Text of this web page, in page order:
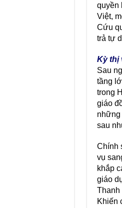
quyền
Việt,
Cứu
trả tự
Kỳ thị
Sau
tầng
trong
giáo
những
sau
Chính
vụ
khắp
giáo
Thanh
Khiến